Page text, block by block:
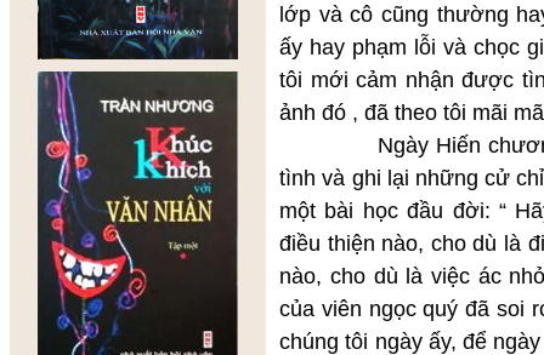
lớp và cô cũng thường
ấy hay phạm lỗi và chọc
tôi mới cảm nhận được
ảnh đó , đã theo tôi mãi
Ngày Hiến chương
tình và ghi lại những cử
một bài học đầu đời: “
điều thiện nào, cho dù là
nào, cho dù là việc ác
của viên ngọc quý đã soi
chúng tôi ngày ấy, để